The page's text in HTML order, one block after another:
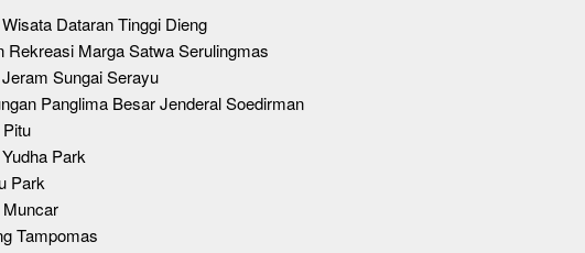
Dataran Tinggi Dieng
Rekreasi Marga Satwa Serulingmas
Sungai Serayu
Panglima Besar Jenderal Soedirman
Park
Park
Tampomas